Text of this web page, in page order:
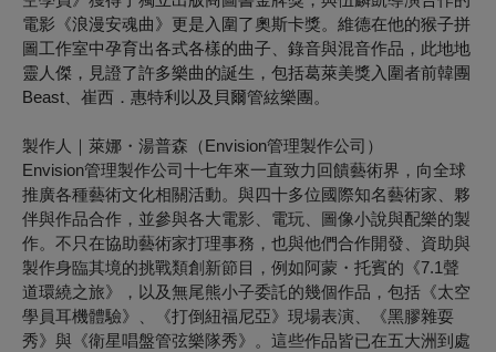
電影《浪漫安魂曲》更是入圍了奧斯卡獎。維德在他的猴子拼
圖工作室中孕育出各式各樣的曲子、錄音與混音作品，此地地
靈人傑，見證了許多樂曲的誕生，包括葛萊美獎入圍者前韓團
Beast、崔西．惠特利以及貝爾管絃樂團。
製作人｜萊娜・湯普森（Envision管理製作公司）
Envision管理製作公司十七年來一直致力回饋藝術界，向全球
推廣各種藝術文化相關活動。與四十多位國際知名藝術家、夥
伴與作品合作，並參與各大電影、電玩、圖像小說與配樂的製
作。不只在協助藝術家打理事務，也與他們合作開發、資助與
製作身臨其境的挑戰類創新節目，例如阿蒙・托賓的《7.1聲
道環繞之旅》，以及無尾熊小子委託的幾個作品，包括《太空
學員耳機體驗》、《打倒紐福尼亞》現場表演、《黑膠雜耍
秀》與《衛星唱盤管弦樂隊秀》。這些作品皆已在五大洲到處